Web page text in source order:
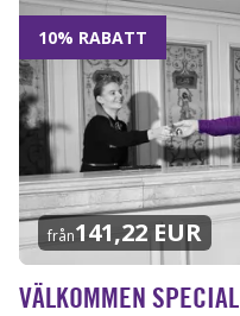
10% RABATT
från141,22 EUR
VÄLKOMMEN SPECIAL